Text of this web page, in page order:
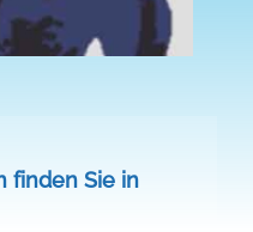
finden Sie in